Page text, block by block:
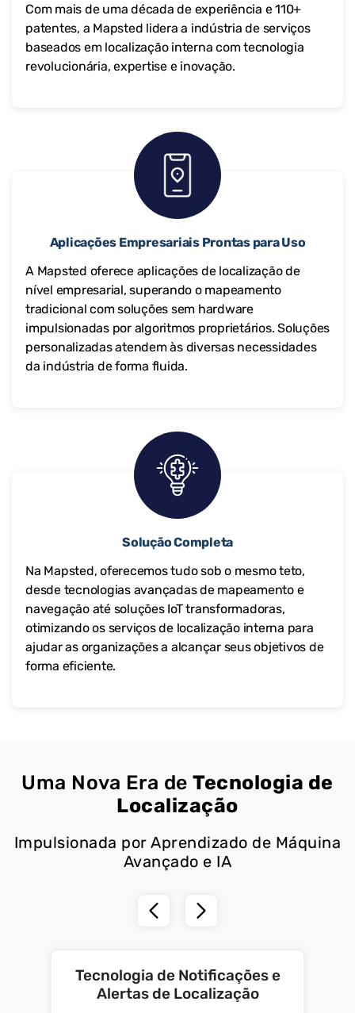
Com mais de uma década de experiência e 110+
patentes, a Mapsted lidera a indústria de serviços
baseados em localização interna com tecnologia
revolucionária, expertise e inovação.
Aplicações Empresariais Prontas para Uso
A Mapsted oferece aplicações de localização de
nível empresarial, superando o mapeamento
tradicional com soluções sem hardware
impulsionadas por algoritmos proprietários. Soluções
personalizadas atendem às diversas necessidades
da indústria de forma fluida.
Solução Completa
Na Mapsted, oferecemos tudo sob o mesmo teto,
desde tecnologias avançadas de mapeamento e
navegação até soluções IoT transformadoras,
otimizando os serviços de localização interna para
ajudar as organizações a alcançar seus objetivos de
forma eficiente.
Uma Nova Era de Tecnologia de
Localização
Impulsionada por Aprendizado de Máquina
Avançado e IA
Tecnologia de Notificações e
Alertas de Localização